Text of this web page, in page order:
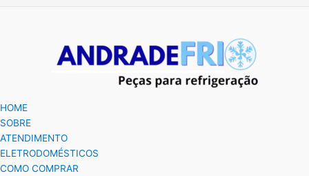
HOME
SOBRE
ATENDIMENTO
ELETRODOMÉSTICOS
COMO COMPRAR